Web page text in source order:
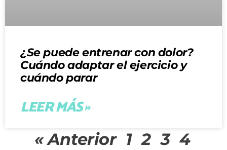
¿Se puede entrenar con dolor?
Cuándo adaptar el ejercicio y
cuándo parar
LEER MÁS »
« Anterior 1 2 3 4